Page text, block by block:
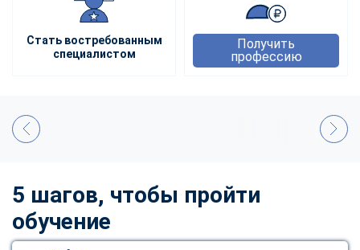
Стать востребованным
специалистом
Получить
профессию
5 шагов, чтобы пройти
обучение